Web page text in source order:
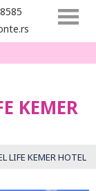
KEMER
LIFE KEMER HOTEL